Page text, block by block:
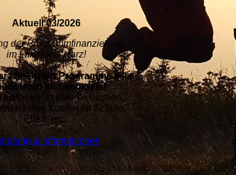
Aktuell 03/2026
der Programmfinanzierung
im Landkreis Harz!
finanziert Programme aller
im Landkreis!
können Programme buchen,
keine Kosten für Schule,
Eltern etc.
& Informationen